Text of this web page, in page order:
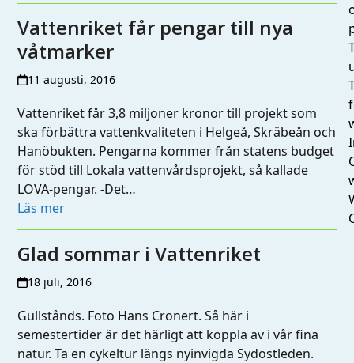
Vattenriket får pengar till nya
våtmarker
11 augusti, 2016
Vattenriket får 3,8 miljoner kronor till projekt som
ska förbättra vattenkvaliteten i Helgeå, Skräbeån och
Hanöbukten. Pengarna kommer från statens budget
för stöd till Lokala vattenvårdsprojekt, så kallade
LOVA-pengar. -Det…
Läs mer
Glad sommar i Vattenriket
18 juli, 2016
Gullstånds. Foto Hans Cronert. Så här i
semestertider är det härligt att koppla av i vår fina
natur. Ta en cykeltur längs nyinvigda Sydostleden.